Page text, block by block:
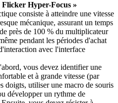
Hyper-Focus »
consiste à atteindre une vitesse
mécanique, assurant un temps
près de 100 % du multiplicateur
pendant les périodes d'achat
avec l'interface
vous devez identifier une
et à grande vitesse (par
doigts, utiliser une macro de souris
développer un rythme de